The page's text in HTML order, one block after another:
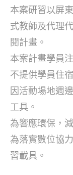
本案研習以屏
式教師及代理
閱計畫。
本案計畫學員
不提供學員住
因活動場地週
工具。
為響應環保，
為落實數位協
習載具。